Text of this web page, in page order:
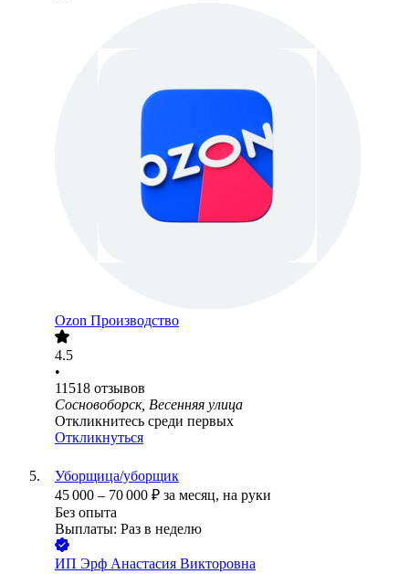
Ozon Производство
4.5
•
11518 отзывов
Сосновоборск, Весенняя улица
Откликнитесь среди первых
Откликнуться
Уборщица/уборщик
45 000 – 70 000 ₽ за месяц, на руки
Без опыта
Выплаты: Раз в неделю
ИП Эрф Анастасия Викторовна